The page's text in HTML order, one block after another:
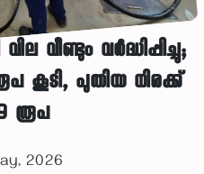
വീണ്ടും വർദ്ധിപ്പിച്ചു;
കൂടി, പുതിയ നിരക്ക്
രൂപ
2026